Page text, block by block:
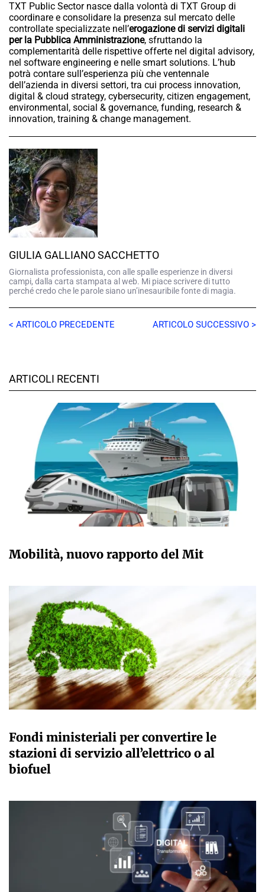
TXT Public Sector nasce dalla volontà di TXT Group di
coordinare e consolidare la presenza sul mercato delle
controllate specializzate nell’erogazione di servizi digitali
per la Pubblica Amministrazione, sfruttando la
complementarità delle rispettive offerte nel digital advisory,
nel software engineering e nelle smart solutions. L’hub
potrà contare sull’esperienza più che ventennale
dell’azienda in diversi settori, tra cui process innovation,
digital & cloud strategy, cybersecurity, citizen engagement,
environmental, social & governance, funding, research &
innovation, training & change management.
GIULIA GALLIANO SACCHETTO
Giornalista professionista, con alle spalle esperienze in diversi
campi, dalla carta stampata al web. Mi piace scrivere di tutto
perché credo che le parole siano un’inesauribile fonte di magia.
< ARTICOLO PRECEDENTE ARTICOLO SUCCESSIVO >
ARTICOLI RECENTI
Mobilità, nuovo rapporto del Mit
Fondi ministeriali per convertire le
stazioni di servizio all’elettrico o al
biofuel